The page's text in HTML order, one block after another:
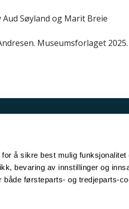
å sikre best mulig funksjonalitet
bevaring av innstillinger og
førsteparts- og tredjeparts-
Søyland og Marit Breie
Museumsforlaget 2025.